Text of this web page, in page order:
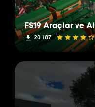
FS19 Araçlar ve
20 187